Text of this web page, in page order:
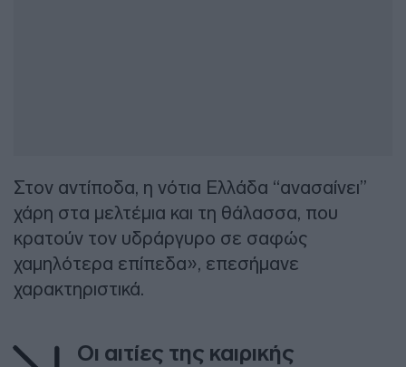
Στον αντίποδα, η νότια Ελλάδα “ανασαίνει”
χάρη στα μελτέμια και τη θάλασσα, που
κρατούν τον υδράργυρο σε σαφώς
χαμηλότερα επίπεδα», επεσήμανε
χαρακτηριστικά.
Οι αιτίες της καιρικής